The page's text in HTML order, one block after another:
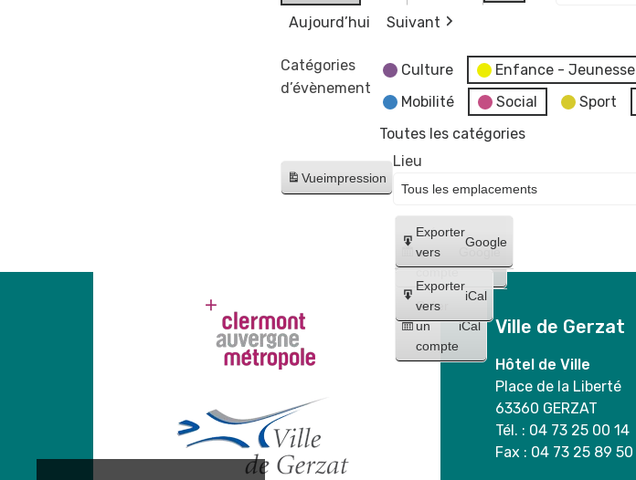
Aujourd’hui
Suivant
Catégories
d’évènement
Culture Enfance - Jeunesse
Mobilité
Social Sport
Toutes les catégories
Vueimpression
Créer
un
compte
Google
Créer
un
compte
iCal
Exporter
vers
Google
Exporter
vers
iCal
Lieu
Ville de Gerzat
Hôtel de Ville
Place de la Liberté
63360 GERZAT
Tél. : 04 73 25 00 14
Fax : 04 73 25 89 50